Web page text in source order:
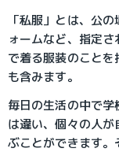
「私服」とは、公
ォームなど、指定
で着る服装のこと
も含みます。
毎日の生活の中で
は違い、個々の人
ぶことができます